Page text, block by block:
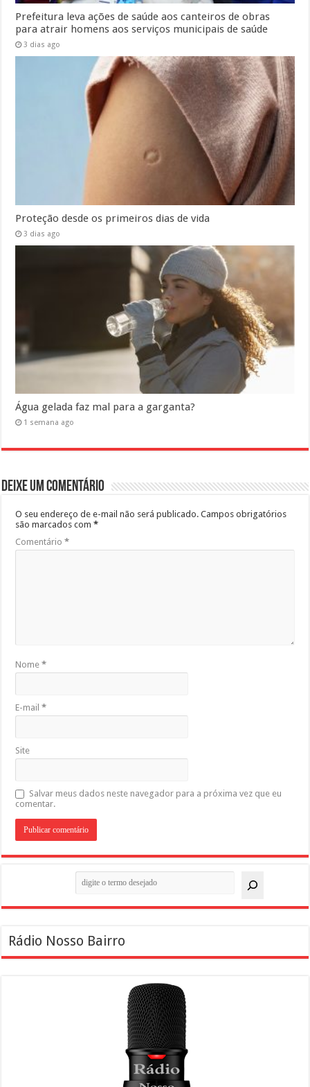
Prefeitura leva ações de saúde aos canteiros de obras
para atrair homens aos serviços municipais de saúde
3 dias ago
Proteção desde os primeiros dias de vida
3 dias ago
Água gelada faz mal para a garganta?
1 semana ago
Deixe um comentário
O seu endereço de e-mail não será publicado. Campos obrigatórios
são marcados com*
Comentário*
Nome*
E-mail*
Site
Salvar meus dados neste navegador para a próxima vez que eu
comentar.
Rádio Nosso Bairro